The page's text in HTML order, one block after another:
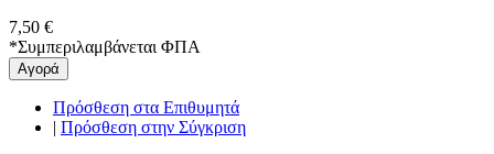
7,50 €
*Συμπεριλαμβάνεται ΦΠΑ
Αγορά
Πρόσθεση στα Επιθυμητά
| Πρόσθεση στην Σύγκριση